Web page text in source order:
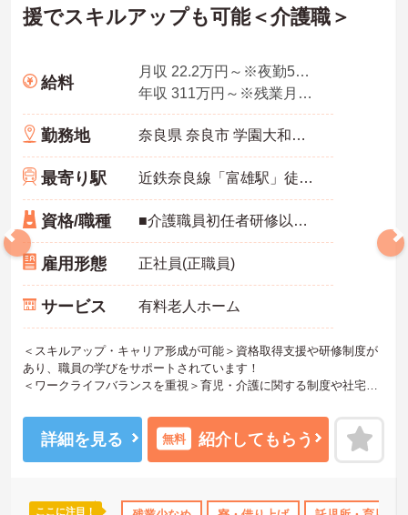
援でスキルアップも可能＜介護職＞
給料
月収 22.2万円～※夜勤5回想定
年収 311万円～※残業月10時間、夜勤平均5回、各種手当・賞与を含んだ例です
勤務地 奈良県 奈良市 学園大和町5-748-1
最寄り駅 近鉄奈良線「富雄駅」徒歩12分
資格/職種 ■介護職員初任者研修以上 ※無資格の方も応募可（資格支援制度あり）
雇用形態 正社員(正職員)
サービス 有料老人ホーム
＜スキルアップ・キャリア形成が可能＞資格取得支援や研修制度が
あり、職員の学びをサポートされています！
＜ワークライフバランスを重視＞育児・介護に関する制度や社宅制
＜寄り添ったケアの実施＞利用者さまに深く寄り添ったサービスの
提供を目指し、職員の専門性を高めるような人材育成にも注力され
詳細を見る 無料 紹介してもらう
ここに注目！